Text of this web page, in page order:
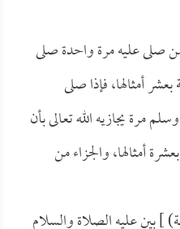
صلى عليه مرة واحدة صلى
أمثالها، فإذا صلى
مرة يجازيه الله تعالى بأن
أمثالها، والجزاء من
] بين عليه الصلاة والسلام